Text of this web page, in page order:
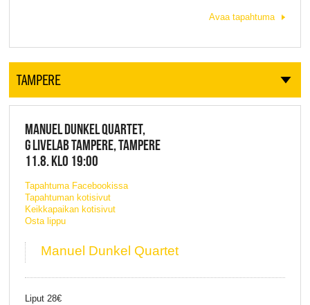
Avaa tapahtuma
TAMPERE
MANUEL DUNKEL QUARTET,
G LIVELAB TAMPERE, TAMPERE
11.8. KLO 19:00
Tapahtuma Facebookissa
Tapahtuman kotisivut
Keikkapaikan kotisivut
Osta lippu
Manuel Dunkel Quartet
Liput 28€